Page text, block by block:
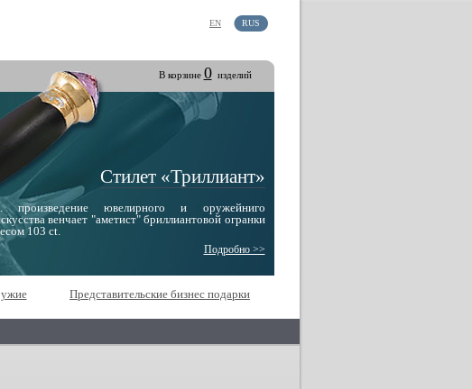
RUS
EN
В корзине 0изделий
Стилет «Триллиант»
произведение ювелирного и оружейниго
венчает "аметист" бриллиантовой огранки
103 ct.
Подробно >>
Представительские бизнес подарки